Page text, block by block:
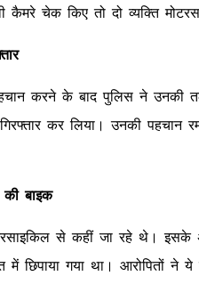
कैमरे चेक किए तो दो व्यक्ति
करने के बाद पुलिस ने उनकी
कर लिया। उनकी पहचान
बाइक
से कहीं जा रहे थे। इसके
में छिपाया गया था। आरोपितों